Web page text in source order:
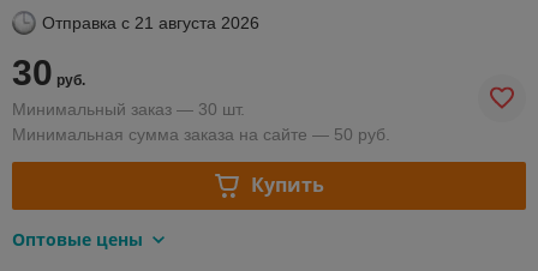
Отправка с 21 августа 2026
30 руб.
Минимальный заказ — 30 шт.
Минимальная сумма заказа на сайте — 50 руб.
Купить
Оптовые цены